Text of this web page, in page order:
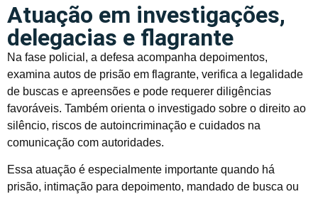
Atuação em investigações,
delegacias e flagrante
Na fase policial, a defesa acompanha depoimentos,
examina autos de prisão em flagrante, verifica a legalidade
de buscas e apreensões e pode requerer diligências
favoráveis. Também orienta o investigado sobre o direito ao
silêncio, riscos de autoincriminação e cuidados na
comunicação com autoridades.
Essa atuação é especialmente importante quando há
prisão, intimação para depoimento, mandado de busca ou